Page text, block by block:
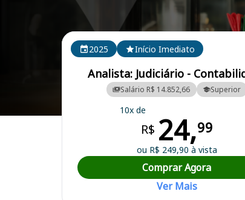
Curso Preparatório para o Concurso TRE TO - Tribunal
Cursos em destaque para passar no concurso
2025
Início Imediato
Analista: Judiciário -
Salário R$ 14.852,66 Superior
10x de
R$ 24,99
ou R$ 249,90 à vista
Comprar Agora
Ver Mais